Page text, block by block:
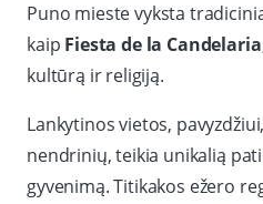
Puno mieste vyksta
kaip Fiesta de la Candelaria
kultūrą ir religiją.
Lankytinos vietos, pavyzdžiui,
nendrinių, teikia unikalią
gyvenimą. Titikakos ežero